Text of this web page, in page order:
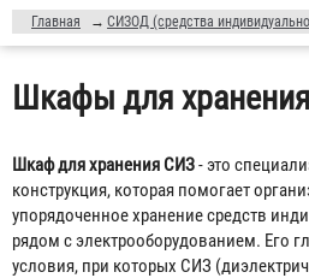
Главная → СИЗОД (средства
Шкафы для
Шкаф для хранения СИЗ- это
конструкция, которая помогает
упорядоченное хранение средств
рядом с электрооборудованием. Его
условия, при которых СИЗ